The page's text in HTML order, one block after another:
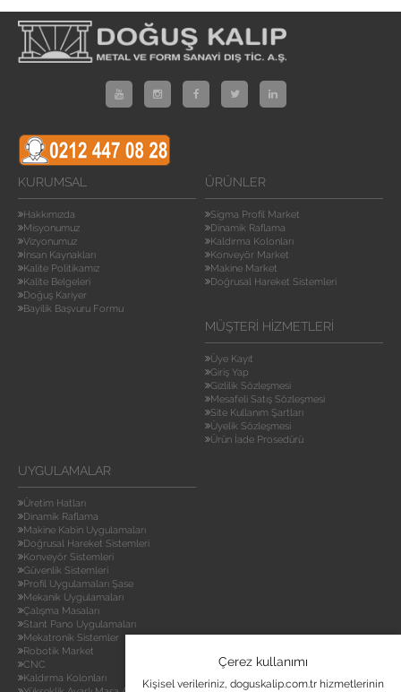
KURUMSAL
Hakkımızda
Misyonumuz
Vizyonumuz
İnsan Kaynakları
Kalite Politikamız
Kalite Belgeleri
Doğuş Kariyer
Bayilik Başvuru Formu
ÜRÜNLER
Sigma Profil Market
Dinamik Raflama
Kaldırma Kolonları
Konveyör Market
Makine Market
Doğrusal Hareket Sistemleri
MÜŞTERI HIZMETLERI
Üye Kayıt
Giriş Yap
Gizlilik Sözleşmesi
Mesafeli Satış Sözleşmesi
Site Kullanım Şartları
Üyelik Sözleşmesi
Ürün İade Prosedürü
UYGULAMALAR
Üretim Hatları
Dinamik Raflama
Makine Kabin Uygulamaları
Doğrusal Hareket Sistemleri
Konveyör Sistemleri
Güvenlik Sistemleri
Profil Uygulamaları Şase
Mekanik Uygulamaları
Çalışma Masaları
Stant Pano Uygulamaları
Mekatronik Sistemler
Robotik Market
CNC
Kaldırma Kolonları
Çerez kullanımı
Kişisel verileriniz, doguskalip.com.tr hizmetlerinin